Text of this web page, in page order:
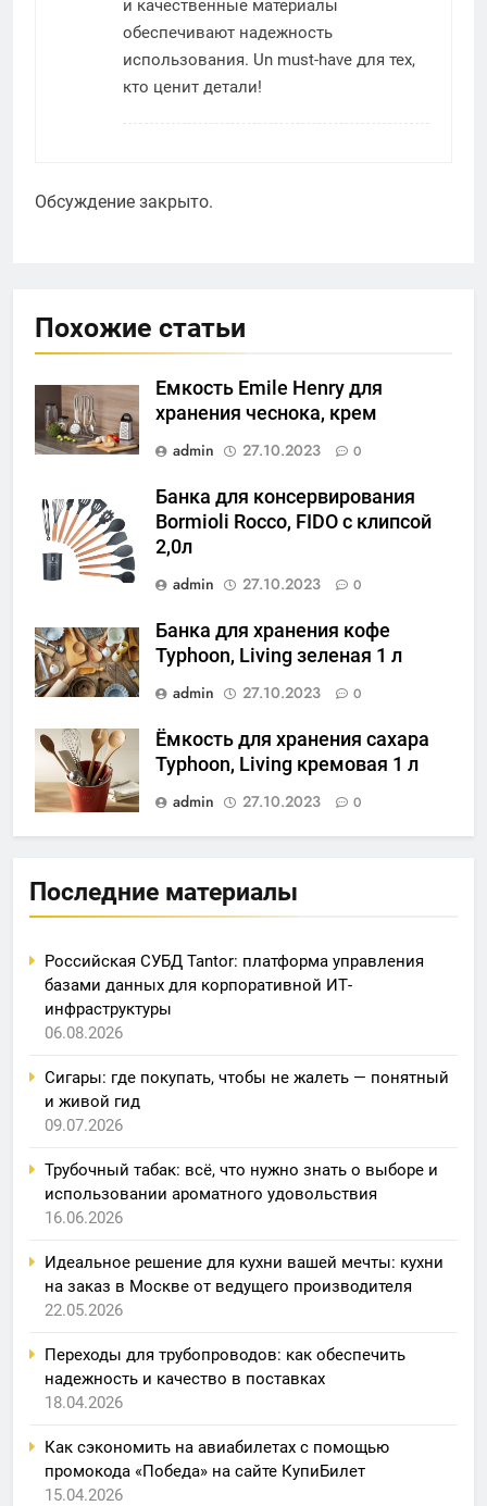
и качественные материалы
обеспечивают надежность
использования. Un must-have для тех,
кто ценит детали!
Обсуждение закрыто.
Похожие статьи
Емкость Emile Henry для
хранения чеснока, крем
admin
27.10.2023 0
Банка для консервирования
Bormioli Rocco, FIDO с клипсой
2,0л
admin
27.10.2023 0
Банка для хранения кофе
Typhoon, Living зеленая 1 л
admin
27.10.2023 0
Ёмкость для хранения сахара
Typhoon, Living кремовая 1 л
admin
27.10.2023 0
Последние материалы
Российская СУБД Tantor: платформа управления
базами данных для корпоративной ИТ-
инфраструктуры
06.08.2026
Сигары: где покупать, чтобы не жалеть — понятный
и живой гид
09.07.2026
Трубочный табак: всё, что нужно знать о выборе и
использовании ароматного удовольствия
16.06.2026
Идеальное решение для кухни вашей мечты: кухни
на заказ в Москве от ведущего производителя
22.05.2026
Переходы для трубопроводов: как обеспечить
надежность и качество в поставках
18.04.2026
Как сэкономить на авиабилетах с помощью
промокода «Победа» на сайте КупиБилет
15.04.2026